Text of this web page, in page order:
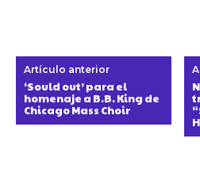
Artículo anterior
‘Sould out’ para el
homenaje a B.B. King de
Chicago Mass Choir